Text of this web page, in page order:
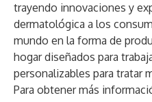
trayendo innovaciones y
dermatológica a los
mundo en la forma de
hogar diseñados para
personalizables para tratar
Para obtener más